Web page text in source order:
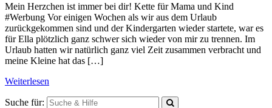
Mein Herzchen ist immer bei dir! Kette für Mama und Kind
#Werbung Vor einigen Wochen als wir aus dem Urlaub
zurückgekommen sind und der Kindergarten wieder startete, war es
für Ella plötzlich ganz schwer sich wieder von mir zu trennen. Im
Urlaub hatten wir natürlich ganz viel Zeit zusammen verbracht und
meine Kleine hat das […]
Weiterlesen
Suche für: